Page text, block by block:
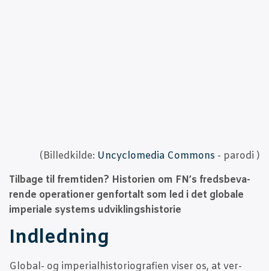
(Bil­led­kil­de: Uncyclo­me­dia Com­mons - paro­di )
Til­ba­ge til frem­ti­den? Histo­ri­en om FN’s freds­be­va­
ren­de ope­ra­tio­ner gen­for­talt som led i det glo­ba­le
impe­ri­a­le systems udviklingshistorie
Ind­led­ning
Global- og impe­ri­al­hi­sto­ri­o­gra­fi­en viser os, at ver­